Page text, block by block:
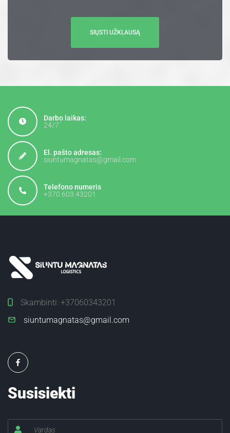
Darbo laikas:
24/7`
El. pašto adresas:
siuntumagnatas@gmail.com
Telefono numeris
+370 603 43201
Skambinti: +37060343201
siuntumagnatas@gmail.com
Susisiekti